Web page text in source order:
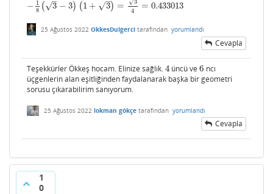
− 1
8 ( 3
√ − 3) (1 + 3
√ ) = 3
√
4
= 0.433013
−18 3−3) 1+ 3)= 34 =0.433013
25 Ağustos 2022 OkkesDulgerci tarafından yorumlandı
Cevapla
Teşekkürler Ökkeş hocam. Elinize sağlık.4
4 üncü ve6
6 ncı
üçgenlerin alan eşitliğinden faydalanarak başka bir geometri
sorusu çıkarabilirim sanıyorum.
25 Ağustos 2022 lokman gökçe tarafından yorumlandı
Cevapla
1
0